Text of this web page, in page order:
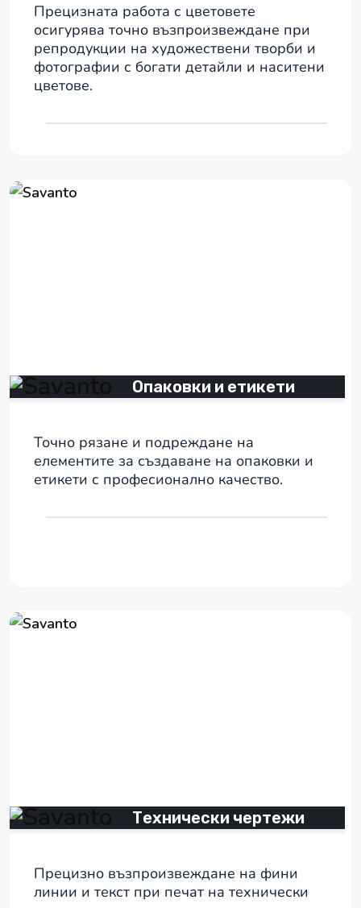
Прецизната работа с цветовете
осигурява точно възпроизвеждане при
репродукции на художествени творби и
фотографии с богати детайли и наситени
цветове.
Опаковки и етикети
Точно рязане и подреждане на
елементите за създаване на опаковки и
етикети с професионално качество.
Технически чертежи
Прецизно възпроизвеждане на фини
линии и текст при печат на технически